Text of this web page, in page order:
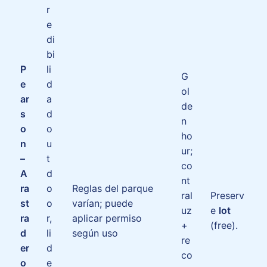
P
e
ar
s
o
n
–
A
ra
st
ra
d
er
o
r
e
di
bi
li
d
a
d
o
u
t
d
o
o
r,
li
d
e
Reglas del parque
varían; puede
aplicar permiso
según uso
G
ol
de
n
ho
ur;
co
nt
ral
uz
+
re
co
Preserv
e lot
(free).